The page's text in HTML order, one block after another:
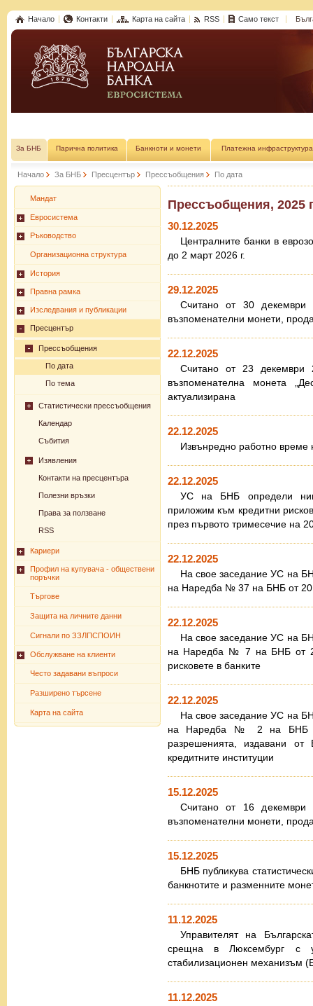
Начало Контакти Карта на сайта RSS Само текст
За БНБ Парична политика Банкноти и монети Платежна инфраструктура
Начало За БНБ Пресцентър Прессъобщения По дата
Мандат
Евросистема
Ръководство
Организационна структура
История
Правна рамка
Изследвания и публикации
Пресцентър
Прессъобщения
По дата
По тема
Статистически прессъобщения
Календар
Събития
Изявления
Контакти на пресцентъра
Полезни връзки
Права за ползване
RSS
Кариери
Профил на купувача - обществени
поръчки
Търгове
Защита на личните данни
Сигнали по ЗЗЛПСПОИН
Обслужване на клиенти
Често задавани въпроси
Разширено търсене
Карта на сайта
Прессъобщения, 2025
30.12.2025
Централните банки в
до 2 март 2026 г.
29.12.2025
Считано от 30 декември
възпоменателни монети,
22.12.2025
Считано от 23 декември
възпоменателна монета
актуализирана
22.12.2025
Извънредно работно време
22.12.2025
УС на БНБ определи
приложим към кредитни
през първото тримесечие на
22.12.2025
На свое заседание УС на
на Наредба № 37 на БНБ от
22.12.2025
На свое заседание УС на
на Наредба № 7 на БНБ от
рисковете в банките
22.12.2025
На свое заседание УС на
на Наредба № 2 на БНБ
разрешенията, издавани
кредитните институции
15.12.2025
Считано от 16 декември
възпоменателни монети,
15.12.2025
БНБ публикува
банкнотите и разменните
11.12.2025
Управителят на
срещна в Люксембург с
стабилизационен механизъм
11.12.2025